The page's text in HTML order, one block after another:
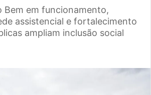
Bem em funcionamento,
assistencial e fortalecimento
ampliam inclusão social